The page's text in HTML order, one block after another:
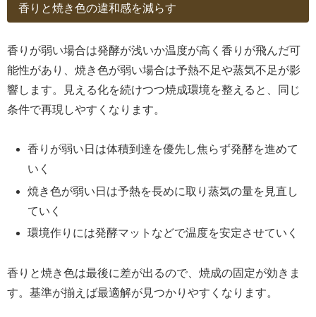
香りと焼き色の違和感を減らす
香りが弱い場合は発酵が浅いか温度が高く香りが飛んだ可
能性があり、焼き色が弱い場合は予熱不足や蒸気不足が影
響します。見える化を続けつつ焼成環境を整えると、同じ
条件で再現しやすくなります。
香りが弱い日は体積到達を優先し焦らず発酵を進めて
いく
焼き色が弱い日は予熱を長めに取り蒸気の量を見直し
ていく
環境作りには発酵マットなどで温度を安定させていく
香りと焼き色は最後に差が出るので、焼成の固定が効きま
す。基準が揃えば最適解が見つかりやすくなります。